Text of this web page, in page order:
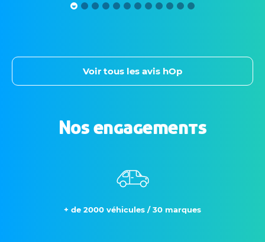
Voir tous les avis hOp
Nos engagements
+ de 2000 véhicules / 30 marques